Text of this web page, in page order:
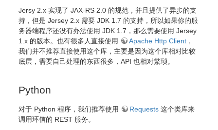
Jersy 2.x 实现了 JAX-RS 2.0 的规范，并且提供了异步的支
持，但是 Jersey 2.x 需要 JDK 1.7 的支持，所以如果你的服
务器端程序还没有办法使用 JDK 1.7，那么需要使用 Jersey
1.x 的版本。也有很多人直接使用
Apache Http Client ，
我们并不推荐直接使用这个库，主要是因为这个库相对比较
底层，需要自己处理的东西很多，API 也相对繁琐。
Python
对于 Python 程序，我们推荐使用 Requests 这个类库来
调用环信的 REST 服务。